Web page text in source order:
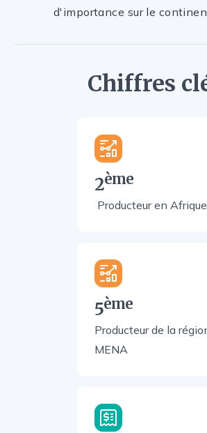
d'importance sur le
Chiffres
2ème
Producteur en Afrique
5ème
Producteur de la
MENA